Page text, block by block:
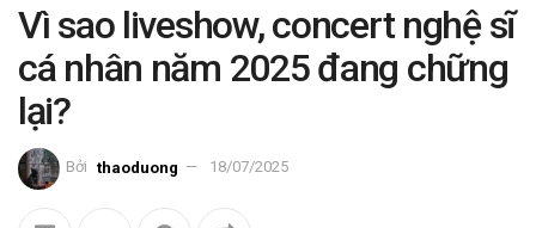
Vì sao liveshow, concert nghệ sĩ
cá nhân năm 2025 đang chững
lại?
Bởi thaoduong 18/07/2025